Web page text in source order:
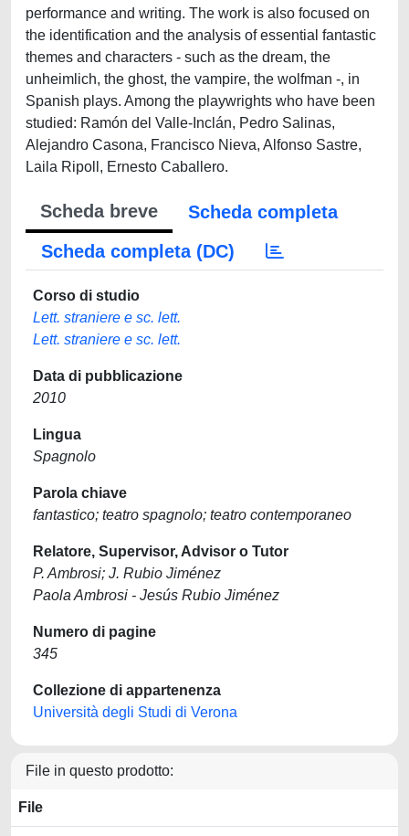
performance and writing. The work is also focused on
the identification and the analysis of essential fantastic
themes and characters - such as the dream, the
unheimlich, the ghost, the vampire, the wolfman -, in
Spanish plays. Among the playwrights who have been
studied: Ramón del Valle-Inclán, Pedro Salinas,
Alejandro Casona, Francisco Nieva, Alfonso Sastre,
Laila Ripoll, Ernesto Caballero.
Scheda breve
Scheda completa
Scheda completa (DC)
Corso di studio
Lett. straniere e sc. lett.
Lett. straniere e sc. lett.
Data di pubblicazione
2010
Lingua
Spagnolo
Parola chiave
fantastico; teatro spagnolo; teatro contemporaneo
Relatore, Supervisor, Advisor o Tutor
P. Ambrosi; J. Rubio Jiménez
Paola Ambrosi - Jesús Rubio Jiménez
Numero di pagine
345
Collezione di appartenenza
Università degli Studi di Verona
File in questo prodotto:
File